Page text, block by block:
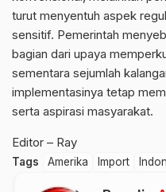
turut menyentuh aspek
sensitif. Pemerintah
bagian dari upaya
sementara sejumlah
implementasinya tetap
serta aspirasi masyarakat.
Editor – Ray
Tags Amerika Import